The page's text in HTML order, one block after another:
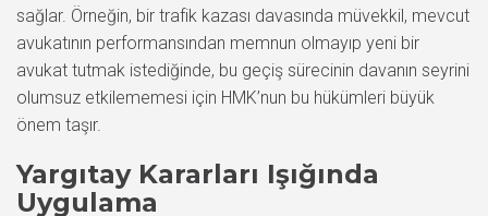
sağlar. Örneğin, bir trafik kazası davasında müvekkil, mevcut
avukatının performansından memnun olmayıp yeni bir
avukat tutmak istediğinde, bu geçiş sürecinin davanın seyrini
olumsuz etkilememesi için HMK’nun bu hükümleri büyük
önem taşır.
Yargıtay Kararları Işığında
Uygulama